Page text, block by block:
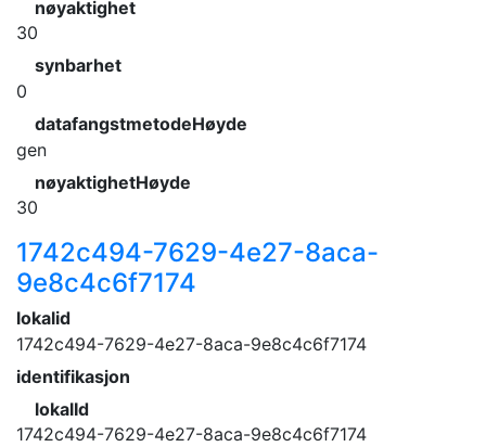
nøyaktighet
30
synbarhet
0
datafangstmetodeHøyde
gen
nøyaktighetHøyde
30
1742c494-7629-4e27-8aca-
9e8c4c6f7174
lokalid
1742c494-7629-4e27-8aca-9e8c4c6f7174
identifikasjon
lokalId
1742c494-7629-4e27-8aca-9e8c4c6f7174